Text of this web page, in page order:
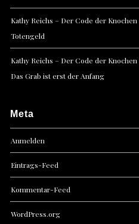
Kathy Reichs – Der Code der
Totengeld
Kathy Reichs – Der Code der
Das Grab ist erst der Anfang
Meta
Anmelden
Eintrags-Feed
Kommentar-Feed
WordPress.org